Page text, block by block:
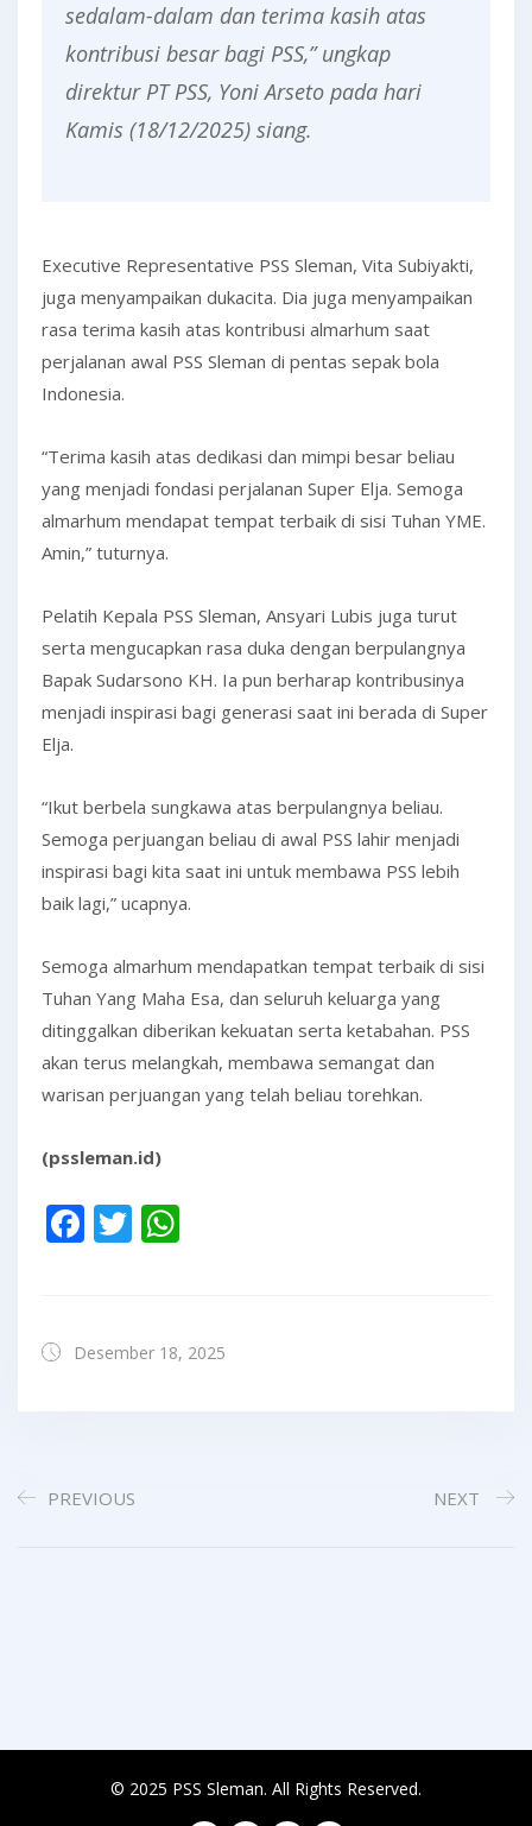
sedalam-dalam dan terima kasih atas
kontribusi besar bagi PSS,” ungkap
direktur PT PSS, Yoni Arseto pada hari
Kamis (18/12/2025) siang.
Executive Representative PSS Sleman, Vita Subiyakti,
juga menyampaikan dukacita. Dia juga menyampaikan
rasa terima kasih atas kontribusi almarhum saat
perjalanan awal PSS Sleman di pentas sepak bola
Indonesia.
“Terima kasih atas dedikasi dan mimpi besar beliau
yang menjadi fondasi perjalanan Super Elja. Semoga
almarhum mendapat tempat terbaik di sisi Tuhan YME.
Amin,” tuturnya.
Pelatih Kepala PSS Sleman, Ansyari Lubis juga turut
serta mengucapkan rasa duka dengan berpulangnya
Bapak Sudarsono KH. Ia pun berharap kontribusinya
menjadi inspirasi bagi generasi saat ini berada di Super
Elja.
“Ikut berbela sungkawa atas berpulangnya beliau.
Semoga perjuangan beliau di awal PSS lahir menjadi
inspirasi bagi kita saat ini untuk membawa PSS lebih
baik lagi,” ucapnya.
Semoga almarhum mendapatkan tempat terbaik di sisi
Tuhan Yang Maha Esa, dan seluruh keluarga yang
ditinggalkan diberikan kekuatan serta ketabahan. PSS
akan terus melangkah, membawa semangat dan
warisan perjuangan yang telah beliau torehkan.
(pssleman.id)
Facebook
Twitter
Desember 18, 2025
PREVIOUS NEXT
© 2025 PSS Sleman. All Rights Reserved.